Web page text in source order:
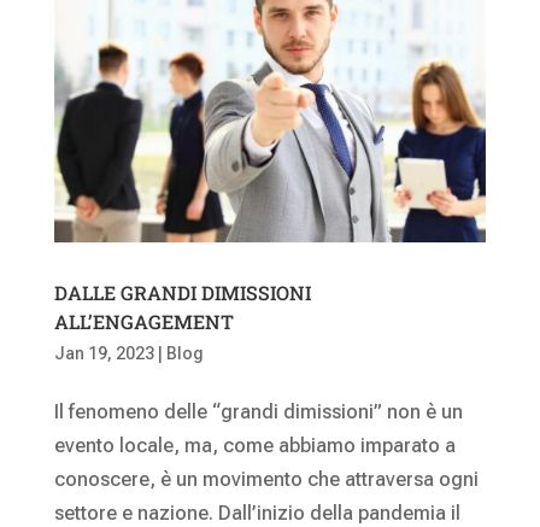
DALLE GRANDI DIMISSIONI
ALL’ENGAGEMENT
Jan 19, 2023| Blog
Il fenomeno delle “grandi dimissioni” non è un
evento locale, ma, come abbiamo imparato a
conoscere, è un movimento che attraversa ogni
settore e nazione. Dall’inizio della pandemia il